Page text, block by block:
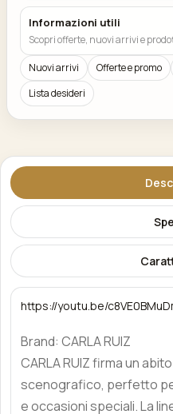
Informazioni utili
Scopri offerte, nuovi arrivi e
Nuovi arrivi Offerte e promo
Lista desideri
https://youtu.be/
Brand: CARLA RUIZ
CARLA RUIZ firma un
scenografico, perfetto
e occasioni speciali. La